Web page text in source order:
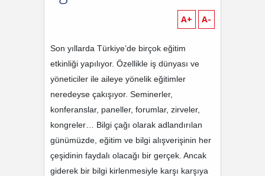
A+ A-
Son yıllarda Türkiye’de birçok eğitim
etkinliği yapılıyor. Özellikle iş dünyası ve
yöneticiler ile aileye yönelik eğitimler
neredeyse çakışıyor. Seminerler,
konferanslar, paneller, forumlar, zirveler,
kongreler… Bilgi çağı olarak adlandırılan
günümüzde, eğitim ve bilgi alışverişinin her
çeşidinin faydalı olacağı bir gerçek. Ancak
giderek bir bilgi kirlenmesiyle karşı karşıya